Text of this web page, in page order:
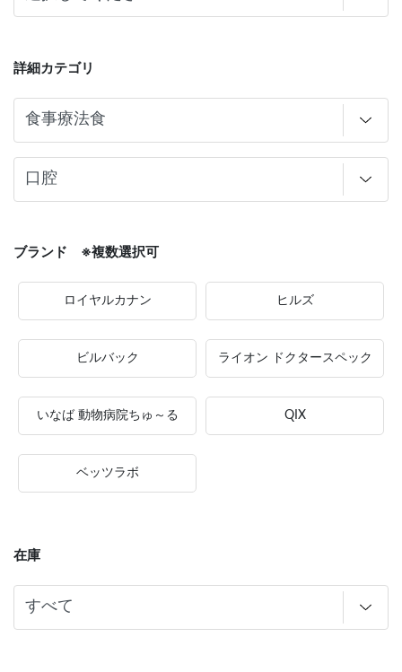
詳細カテゴリ
ブランド ※複数選択可
ロイヤルカナン ヒルズ
ビルバック ライオン ドクタースペック
いなば 動物病院ちゅ～る QIX
ベッツラボ
在庫